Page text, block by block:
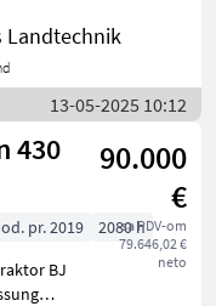
Moto
Landtechnik
13-05-2025 10:12
430
90.000
€
sa PDV-om
79.646,02 €
neto
pr. 2019
2080 h